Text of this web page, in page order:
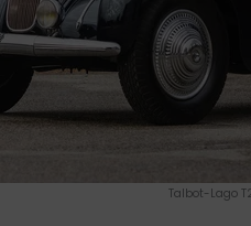
Talbot-Lago